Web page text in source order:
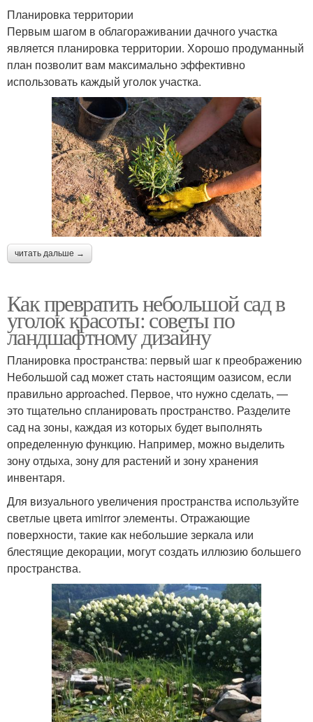
Планировка территории
Первым шагом в облагораживании дачного участка
является планировка территории. Хорошо продуманный
план позволит вам максимально эффективно
использовать каждый уголок участка.
читать дальше →
Как превратить небольшой сад в
уголок красоты: советы по
ландшафтному дизайну
Планировка пространства: первый шаг к преображению
Небольшой сад может стать настоящим оазисом, если
правильно approached. Первое, что нужно сделать, —
это тщательно спланировать пространство. Разделите
сад на зоны, каждая из которых будет выполнять
определенную функцию. Например, можно выделить
зону отдыха, зону для растений и зону хранения
инвентаря.
Для визуального увеличения пространства используйте
светлые цвета иmirror элементы. Отражающие
поверхности, такие как небольшие зеркала или
блестящие декорации, могут создать иллюзию большего
пространства.